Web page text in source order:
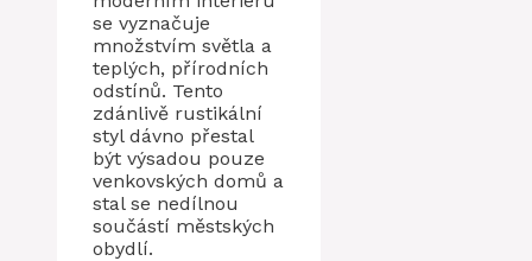
se vyznačuje
množstvím světla a
teplých, přírodních
odstínů. Tento
zdánlivě rustikální
styl dávno přestal
být výsadou pouze
venkovských domů a
stal se nedílnou
součástí městských
obydlí.